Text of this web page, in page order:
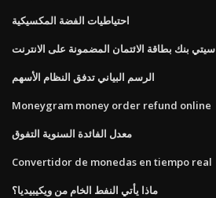
احتياطيات الفضة المكسيكية
سيتي بنك بطاقة الائتمان المضمونة على الانترنت
الرسم البياني تدفق النظام الأسهم
Moneygram money order refund online
معدل الفائدة السنوية التفوق
Convertidor de monedas en tiempo real
ماذا يأتي النفط الخام من ويكيبيديا؟